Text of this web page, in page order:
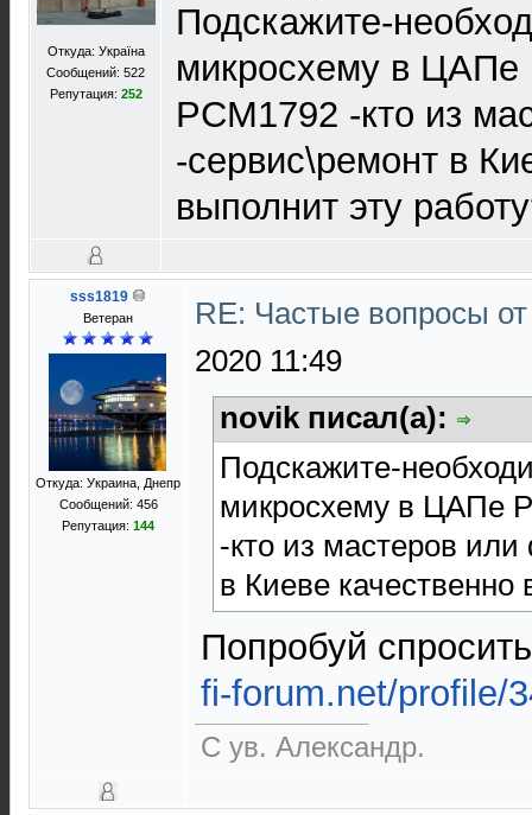
Откуда: Україна
Сообщений: 522
Репутация: 252
Подскажите-
микросхему в ЦАПе
PCM1792 -кто из
-сервис\ремонт в
выполнит эту
sss1819
Ветеран
Откуда: Украина, Днепр
Сообщений: 456
Репутация: 144
RE: Частые вопросы
2020 11:49
novik писал(а):
Подскажите-
микросхему в ЦАПе
-кто из мастеров
в Киеве качественно
Попробуй
fi-forum.net/profile/
С ув. Александр.